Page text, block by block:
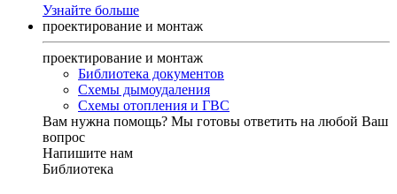
Узнайте больше
проектирование и монтаж
проектирование и монтаж
Библиотека документов
Схемы дымоудаления
Схемы отопления и ГВС
Вам нужна помощь? Мы готовы ответить на любой Ваш
вопрос
Напишите нам
Библиотека